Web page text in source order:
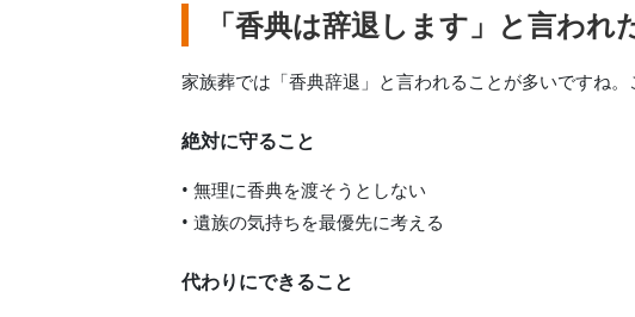
「香典は辞退します」と言われ
家族葬では「香典辞退」と言われることが多いですね
絶対に守ること
• 無理に香典を渡そうとしない
• 遺族の気持ちを最優先に考える
代わりにできること